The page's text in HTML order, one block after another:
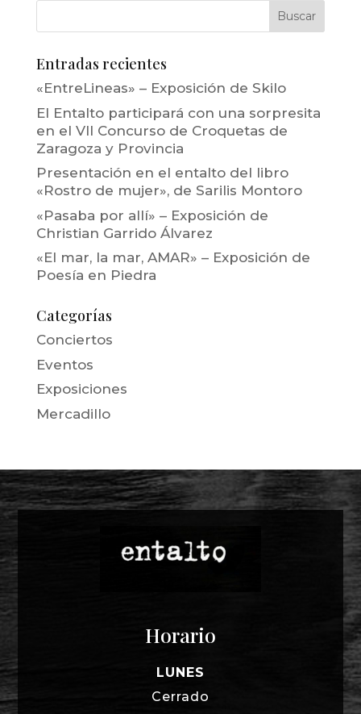
Entradas recientes
«EntreLineas» – Exposición de Skilo
El Entalto participará con una sorpresita
en el VII Concurso de Croquetas de
Zaragoza y Provincia
Presentación en el entalto del libro
«Rostro de mujer», de Sarilis Montoro
«Pasaba por allí» – Exposición de
Christian Garrido Álvarez
«El mar, la mar, AMAR» – Exposición de
Poesía en Piedra
Categorías
Conciertos
Eventos
Exposiciones
Mercadillo
Horario
LUNES
Cerrado